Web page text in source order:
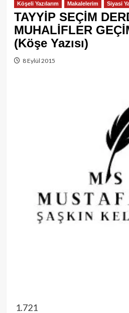
Köşeli Yazılarım Makalelerim Siyasi
TAYYİP SEÇİM
MUHALİFLER
(Köşe Yazısı)
8 Eylül 2015
1.721